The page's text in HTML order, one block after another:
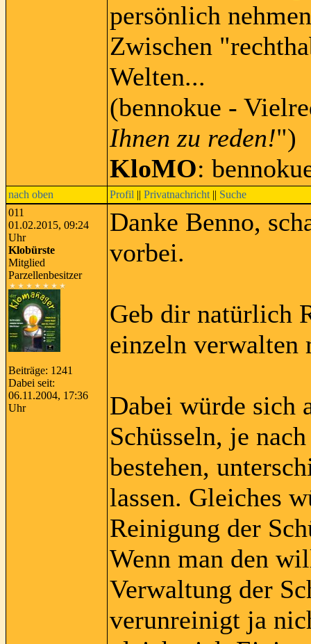
persönlich
Zwischen
Welten...
(bennokue -
Ihnen zu reden!")
KloMO:
nach oben Profil || Privatnachricht || Suche
011
01.02.2015, 09:24
Uhr
Klobürste
Mitglied
Parzellenbesitzer
Beiträge: 1241
Dabei seit:
06.11.2004, 17:36
Uhr
Danke Benno,
vorbei.
Geb dir natürlich
einzeln verwalten
Dabei würde sich
Schüsseln, je
bestehen,
lassen. Gleiches
Reinigung der
Wenn man den
Verwaltung der
verunreinigt ja